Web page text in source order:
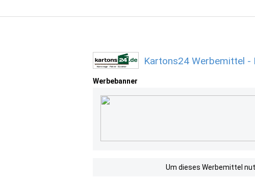
Kartons24 Werbemittel -
Werbebanner
Um dieses Werbemittel